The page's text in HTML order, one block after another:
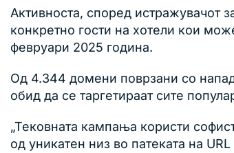
Активноста, според истражувачот
конкретно гости на хотели кои
февруари 2025 година.
Од 4.344 домени поврзани со
обид да се таргетираат сите
„Тековната кампања користи
од уникатен низ во патеката на